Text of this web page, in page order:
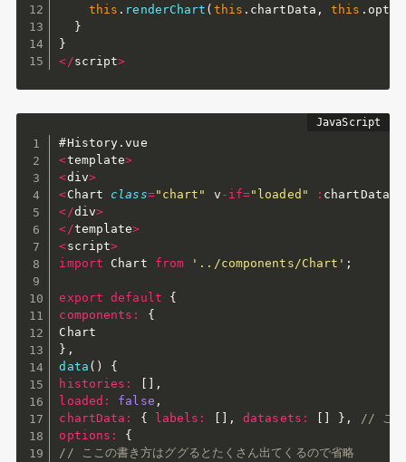
this . renderChart ( this . chartData , this .
}
}
< /script>
#History .
<template>
<div>
<Chart class="chart" v - if="loaded" : chartData
</div>
</template>
<script>
import Chart from '../components/Chart' ;
export default
{
components :
{
} ,
data ( )
{
histories :
,
loaded : false ,
chartData : { labels : , datasets : } ,
// これ
options :
{
// ここの書き方はググるとたくさん出てくるので省略